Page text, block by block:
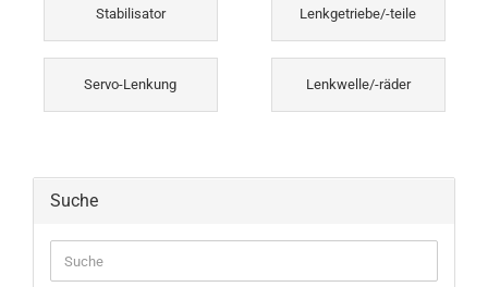
Stabilisator Lenkgetriebe/-teile
Servo-Lenkung Lenkwelle/-räder
Suche